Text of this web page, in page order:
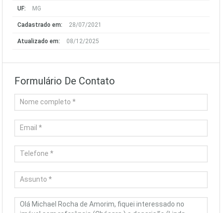
UF: MG
Cadastrado em: 28/07/2021
Atualizado em: 08/12/2025
Formulário De Contato